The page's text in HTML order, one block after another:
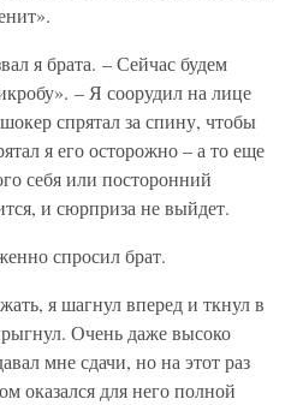
я брата. – Сейчас будем
– Я соорудил на лице
спрятал за спину, чтобы
я его осторожно – а то еще
себя или посторонний
и сюрприза не выйдет.
спросил брат.
я шагнул вперед и ткнул в
Очень даже высоко
мне сдачи, но на этот раз
оказался для него полной